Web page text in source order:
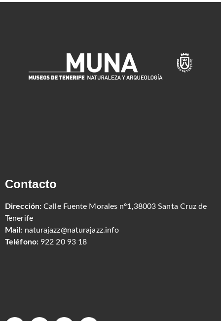
Contacto
Dirección: Calle Fuente Morales nº1,38003 Santa Cruz de
Tenerife
Mail: naturajazz@naturajazz.info
Teléfono: 922 20 93 18